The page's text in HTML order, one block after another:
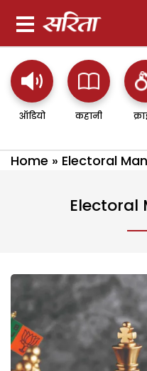
ऑडियो कहानी
Home » Electoral
Electoral